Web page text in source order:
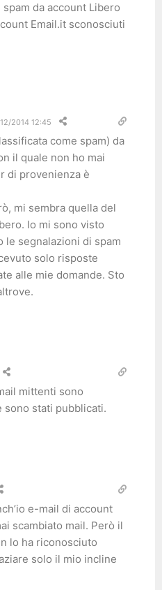
da account Libero
Email.it sconosciuti
2014 12:45
come spam) da
il quale non ho mai
di provenienza è
mi sembra quella del
Io mi sono visto
segnalazioni di spam
solo risposte
alle mie domande. Sto
mittenti sono
stati pubblicati.
e-mail di account
scambiato mail. Però il
lo ha riconosciuto
solo il mio incline